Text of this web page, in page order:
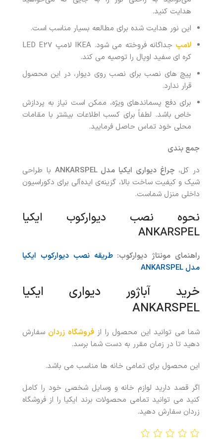
هدایت کنید.
این نور هدایت شده برای مطالعه بسیار مناسب است.
لامپ
جداگانه فروخته می شود. IKEA لامپ LED E27
کره ای سفید اوپال را توصیه می کند.
پیچ های نصب برای نصب روی دیوار، در این محصول
قرار ندارد.
برای دفع پسماندهای ویژه، ممکن است نیاز به پردازش
خاص باشد. لطفاً برای کسب اطلاعات بیشتر با مقامات
محلی خود تماس حاصل فرمایید.
جمع بندی
در کل، چراغ دیواری ایکیا مدل ANKARSPEL
با طراحی
شیک و کیفیت ساخت بالا، گزینه‌ی ایده‌آلی برای دکوراسیون
داخلی منزل شماست.
نحوه نصب دیوارکوب ایکیا
ANKARSPEL
راهنمای مونتاژ دیوارکوب:طریقه نصب دیوارکوب ایکیا
مدل ANKARSPEL
خرید آباژور دیواری ایکیا
ANKARSPEL
شما می توانید این محصول را ازفروشگاه زردان سفارش
دهید تا در زمان مقرر به دست شما برسد.
این محصول برای تمامی خانه ها مناسب می باشد.
اگر قصد دارید لوازم خانه و وسایل شخصی خود را کامل
کنید می توانید تمامی محصولات برند ایکیا را از فروشگاه
زردان سفارش دهید.